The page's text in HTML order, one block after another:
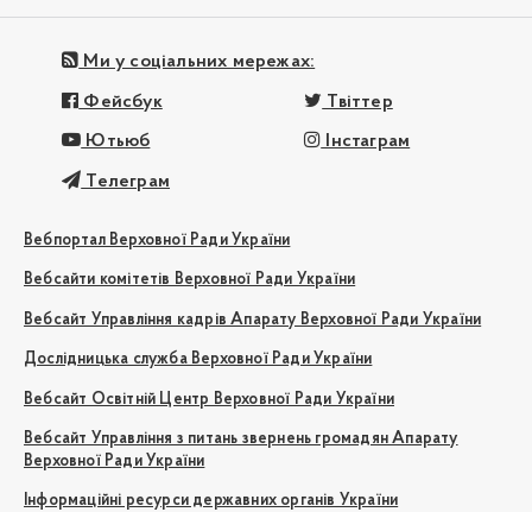
Ми у соціальних мережах:
Фейсбук Твіттер
Ютьюб Інстаграм
Телеграм
Вебпортал Верховної Ради України
Вебсайти комітетів Верховної Ради України
Вебсайт Управління кадрів Апарату Верховної Ради України
Дослідницька служба Верховної Ради України
Вебсайт Освітній Центр Верховної Ради України
Вебсайт Управління з питань звернень громадян Апарату
Верховної Ради України
Інформаційні ресурси державних органів України